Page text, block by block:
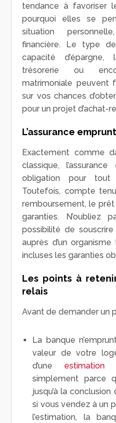
tendance à favoriser
pourquoi elles se
situation
financière. Le type
capacité
trésorerie ou
matrimoniale peuvent
sur vos chances
pour un projet d’achat-
L’assurance
Exactement comme
classique,
obligation pour tout
Toutefois, compte
remboursement, le
garanties. N’oubliez
possibilité de souscrire
auprès d’un
incluses les garanties
Les points à
relais
Avant de demander un
La banque
valeur de votre
d’une estimation
simplement parce
jusqu’à la
si vous vendez à un
l’estimation, la